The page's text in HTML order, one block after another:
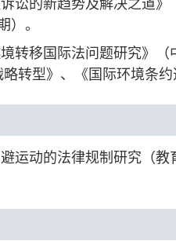
讼的新趋势及解决之道
）。
转移国际法问题研究》
转型》、《国际环境条
运动的法律规制研究（